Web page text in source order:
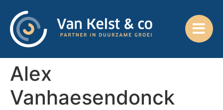
Alex
Vanhaesendonck